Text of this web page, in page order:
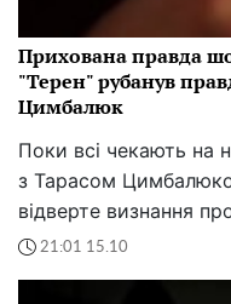
Прихована правда
"Терен" рубанув
Цимбалюк
Поки всі чекають на
з Тарасом
відверте визнання
21:01 15.10